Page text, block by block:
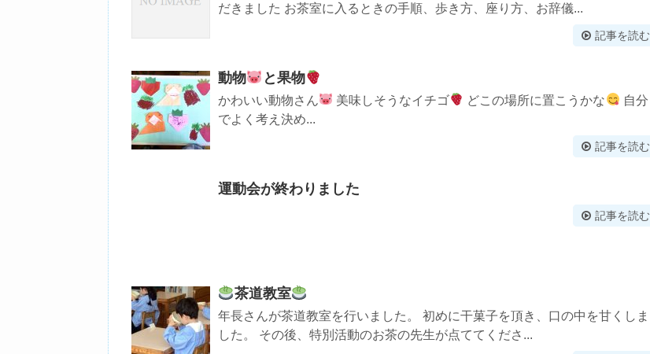
だきました お茶室に入るときの手順、歩き方、座り方、お辞儀...
記事を読む
動物 と果物
かわいい動物さん 美味しそうなイチゴ どこの場所に置こうかな
自分
でよく考え決め...
記事を読む
運動会が終わりました
記事を読む
茶道教室
年長さんが茶道教室を行いました。 初めに干菓子を頂き、口の中を甘くしま
した。 その後、特別活動のお茶の先生が点ててくださ...